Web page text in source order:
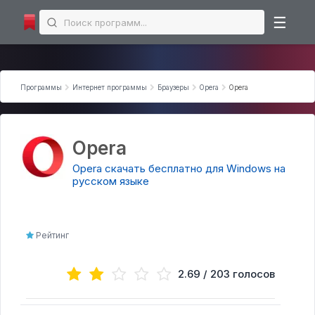
☰
Microsoft Office
Microsoft Excel
Интернет программы
Торрент-клиенты
Браузеры
Аудио | Видео программы торрент
Аудио-редакторы
Программы Интернет программы Браузеры Opera Opera
Opera
Opera скачать бесплатно для Windows на
русском языке
Рейтинг
2.69 / 203 голосов